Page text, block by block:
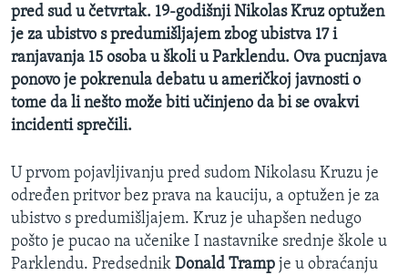
pred sud u četvrtak. 19-godišnji Nikolas Kruz optužen
je za ubistvo s predumišljajem zbog ubistva 17 i
ranjavanja 15 osoba u školi u Parklendu. Ova pucnjava
ponovo je pokrenula debatu u američkoj javnosti o
tome da li nešto može biti učinjeno da bi se ovakvi
incidenti sprečili.
U prvom pojavljivanju pred sudom Nikolasu Kruzu je
određen pritvor bez prava na kauciju, a optužen je za
ubistvo s predumišljajem. Kruz je uhapšen nedugo
pošto je pucao na učenike I nastavnike srednje škole u
Parklendu. Predsednik Donald Tramp je u obraćanju